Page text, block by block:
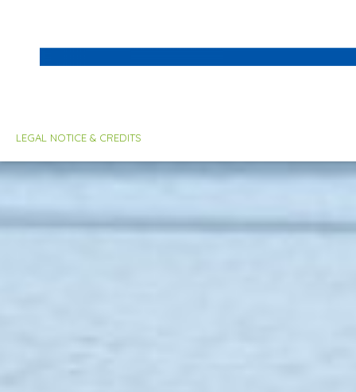
LEGAL NOTICE & CREDITS